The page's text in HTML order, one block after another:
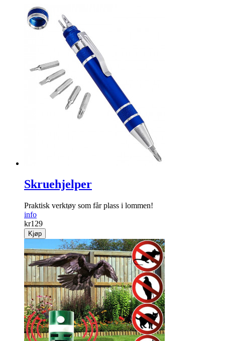
Skruehjelper
Praktisk verktøy som får plass i lommen!
info
kr129
Kjøp